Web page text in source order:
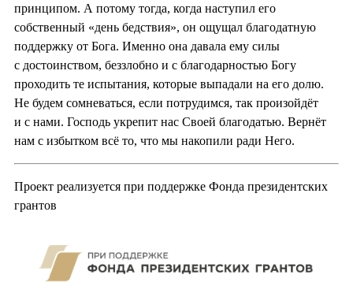
принципом. А потому тогда, когда наступил его
собственный «день бедствия», он ощущал благодатную
поддержку от Бога. Именно она давала ему силы
с достоинством, беззлобно и с благодарностью Богу
проходить те испытания, которые выпадали на его долю.
Не будем сомневаться, если потрудимся, так произойдёт
и с нами. Господь укрепит нас Своей благодатью. Вернёт
нам с избытком всё то, что мы накопили ради Него.
Проект реализуется при поддержке Фонда президентских
грантов